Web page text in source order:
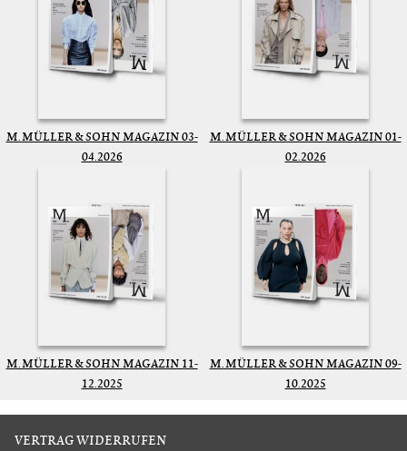
M. MÜLLER & SOHN MAGAZIN 03-
04.2026
M. MÜLLER & SOHN MAGAZIN 01-
02.2026
M. MÜLLER & SOHN MAGAZIN 11-
12.2025
M. MÜLLER & SOHN MAGAZIN 09-
10.2025
VERTRAG WIDERRUFEN